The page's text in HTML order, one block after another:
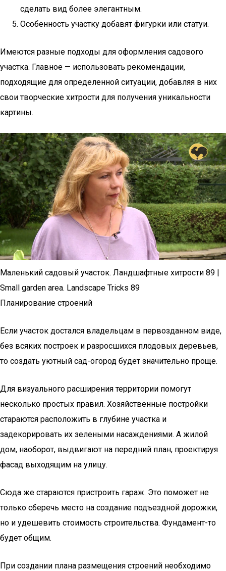
сделать вид более элегантным.
Особенность участку добавят фигурки или статуи.
Имеются разные подходы для оформления садового
участка. Главное — использовать рекомендации,
подходящие для определенной ситуации, добавляя в них
свои творческие хитрости для получения уникальности
картины.
Маленький садовый участок. Ландшафтные хитрости 89 |
Small garden area. Landscape Tricks 89
Планирование строений
Если участок достался владельцам в первозданном виде,
без всяких построек и разросшихся плодовых деревьев,
то создать уютный сад-огород будет значительно проще.
Для визуального расширения территории помогут
несколько простых правил. Хозяйственные постройки
стараются расположить в глубине участка и
задекорировать их зелеными насаждениями. А жилой
дом, наоборот, выдвигают на передний план, проектируя
фасад выходящим на улицу.
Сюда же стараются пристроить гараж. Это поможет не
только сберечь место на создание подъездной дорожки,
но и удешевить стоимость строительства. Фундамент-то
будет общим.
При создании плана размещения строений необходимо